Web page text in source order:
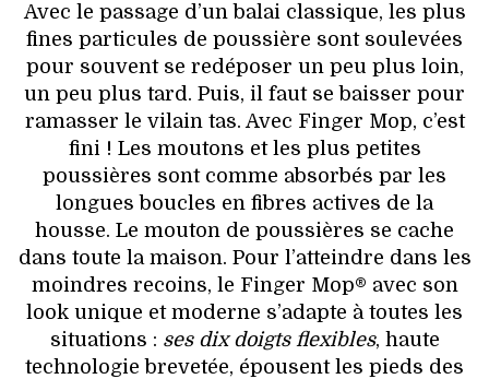
Avec le passage d’un balai classique, les plus
fines particules de poussière sont soulevées
pour souvent se redéposer un peu plus loin,
un peu plus tard. Puis, il faut se baisser pour
ramasser le vilain tas. Avec Finger Mop, c’est
fini ! Les moutons et les plus petites
poussières sont comme absorbés par les
longues boucles en fibres actives de la
housse. Le mouton de poussières se cache
dans toute la maison. Pour l’atteindre dans les
moindres recoins, le Finger Mop® avec son
look unique et moderne s’adapte à toutes les
situations : ses dix doigts flexibles, haute
technologie brevetée, épousent les pieds des